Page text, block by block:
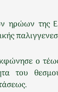
ηρώων της
ο
του